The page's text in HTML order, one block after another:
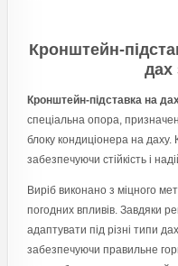
Кронштейн-
дах
Кронштейн-підставка на
спеціальна опора,
блоку кондиціонера на даху.
забезпечуючи стійкість і
Виріб виконано з міцного
погодних впливів. Завдяки
адаптувати під різні типи
забезпечуючи правильне